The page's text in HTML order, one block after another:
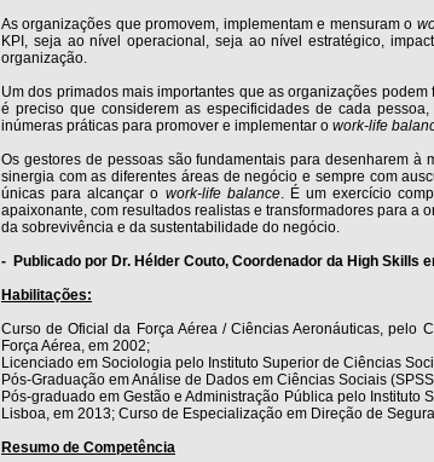
As organizações que promovem, implementam e mensuram o
KPI, seja ao nível operacional, seja ao nível estratégico,
organização.
Um dos primados mais importantes que as organizações
é preciso que considerem as especificidades de cada
inúmeras práticas para promover e implementar o work-life
Os gestores de pessoas são fundamentais para desenharem
sinergia com as diferentes áreas de negócio e sempre com
únicas para alcançar o work-life balance. É um exercício
apaixonante, com resultados realistas e transformadores para a
da sobrevivência e da sustentabilidade do negócio.
- Publicado por Dr. Hélder Couto, Coordenador da High Skills
Habilitações:
Curso de Oficial da Força Aérea / Ciências Aeronáuticas, pelo
Força Aérea, em 2002;
Licenciado em Sociologia pelo Instituto Superior de Ciências
Pós-Graduação em Análise de Dados em Ciências Sociais
Pós-graduado em Gestão e Administração Pública pelo
Lisboa, em 2013; Curso de Especialização em Direção de
Resumo de Competência